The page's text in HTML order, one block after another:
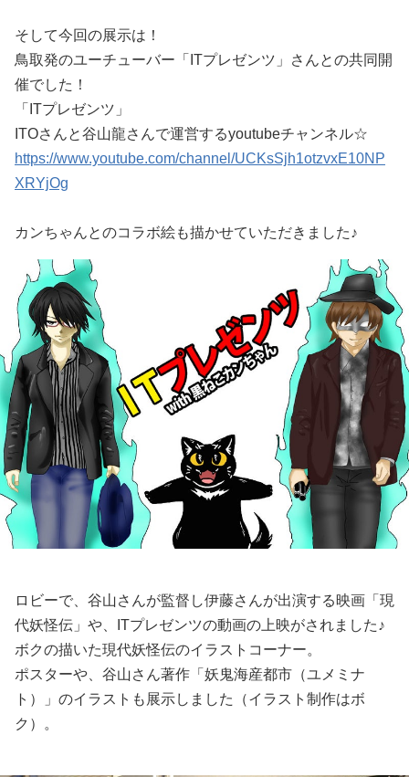
そして今回の展示は！
鳥取発のユーチューバー「ITプレゼンツ」さんとの共同開
催でした！
「ITプレゼンツ」
ITOさんと谷山龍さんで運営するyoutubeチャンネル☆
https://www.youtube.com/channel/UCKsSjh1otzvxE10NP
XRYjOg
カンちゃんとのコラボ絵も描かせていただきました♪
ロビーで、谷山さんが監督し伊藤さんが出演する映画「現
代妖怪伝」や、ITプレゼンツの動画の上映がされました♪
ボクの描いた現代妖怪伝のイラストコーナー。
ポスターや、谷山さん著作「妖鬼海産都市（ユメミナ
ト）」のイラストも展示しました（イラスト制作はボ
ク）。